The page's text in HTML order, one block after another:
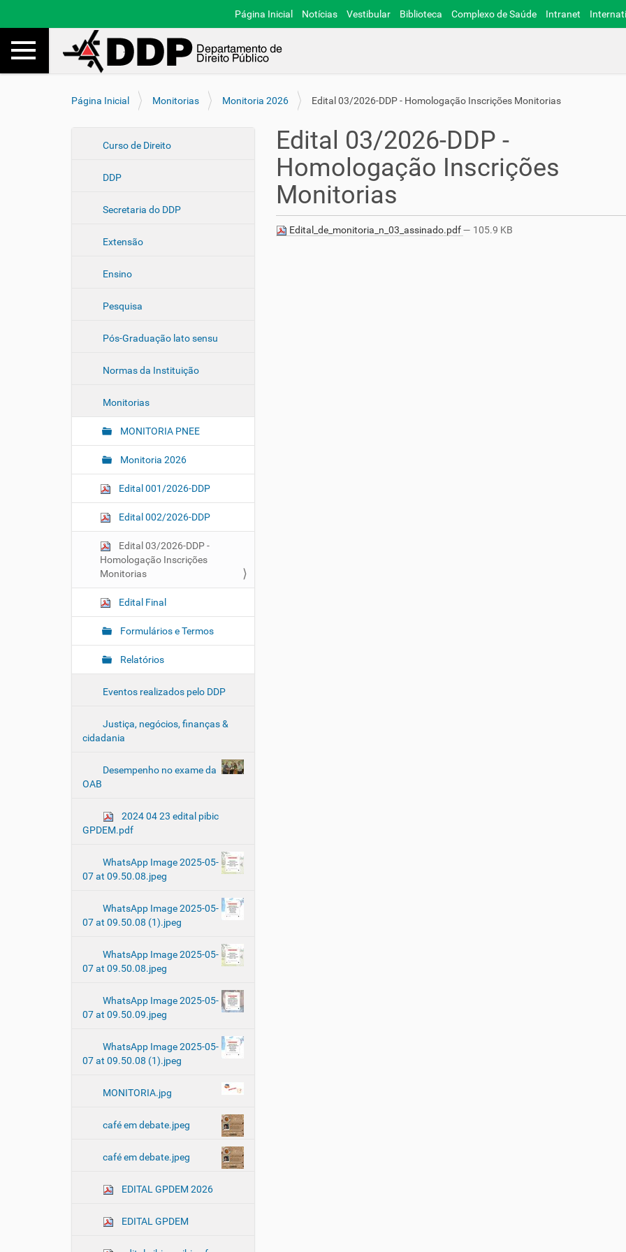
Página Inicial Notícias Vestibular Biblioteca Complexo de Saúde Intranet
Toggle navigation Busca
V
Página Inicial Monitorias Monitoria 2026 Edital 03/2026-DDP - Homologação Inscrições Monitorias
Curso de Direito
DDP
Secretaria do DDP
Extensão
Ensino
Pesquisa
Pós-Graduação lato sensu
Normas da Instituição
Monitorias
MONITORIA PNEE
Monitoria 2026
Edital 001/2026-DDP
Edital 002/2026-DDP
Edital 03/2026-DDP -
Homologação Inscrições
Monitorias
Edital Final
Formulários e Termos
Relatórios
Eventos realizados pelo DDP
Justiça, negócios, finanças &
cidadania
Desempenho no exame da
OAB
2024 04 23 edital pibic
GPDEM.pdf
WhatsApp Image 2025-05-
07 at 09.50.08.jpeg
WhatsApp Image 2025-05-
07 at 09.50.08 (1).jpeg
WhatsApp Image 2025-05-
07 at 09.50.08.jpeg
WhatsApp Image 2025-05-
07 at 09.50.09.jpeg
WhatsApp Image 2025-05-
07 at 09.50.08 (1).jpeg
MONITORIA.jpg
café em debate.jpeg
café em debate.jpeg
EDITAL GPDEM 2026
EDITAL GPDEM
Edital 03/2026-DDP -
Homologação Inscrições
Monitorias
Edital_de_monitoria_n_03_assinado.pdf— 105.9 KB